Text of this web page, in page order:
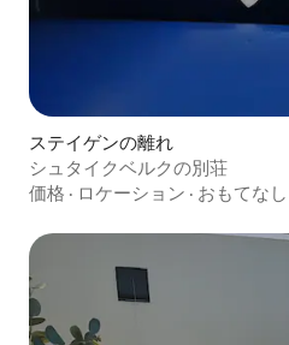
ステイゲンの離れ
シュタイクベルクの別荘
価格 · ロケーション · おもてなし